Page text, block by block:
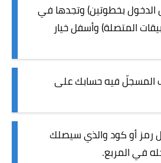
الدخول بخطوتين) وتجدها في
المتصلة) وأسفل خيار
المسجلّ فيه حسابك على
رمز أو كود والذي سيصلك
في المربع.